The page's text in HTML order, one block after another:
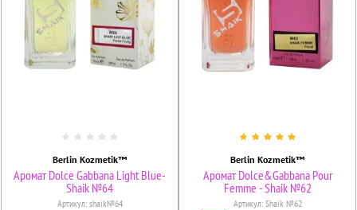
Berlin Kozmetik™
Аромат Dolce Gabbana Light Blue-
Shaik №64
Артикул:shaik№64
Berlin Kozmetik™
Аромат Dolce&Gabbana Pour
Femme - Shaik №62
Артикул:Shaik №62